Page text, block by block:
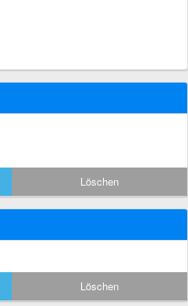
Löschen
Löschen